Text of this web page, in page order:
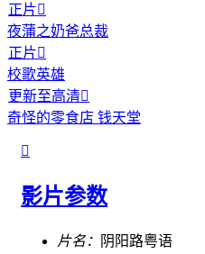
正片
夜蒲之奶爸总裁
正片
校歌英雄
更新至高清
奇怪的零食店 钱天堂

影片参数
片名：
阴阳路粤语